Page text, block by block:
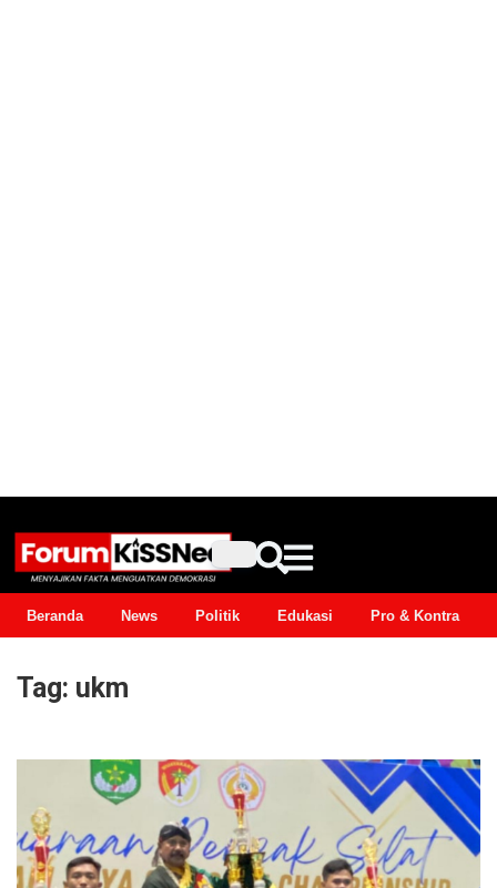
Beranda News Politik Edukasi Pro & Kontra
Tag: ukm